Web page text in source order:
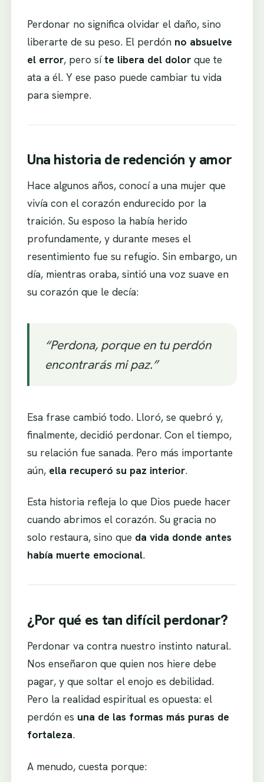
Perdonar no significa olvidar el daño, sino
liberarte de su peso. El perdón no absuelve
el error, pero síte libera del dolorque te
ata a él. Y ese paso puede cambiar tu vida
para siempre.
Una historia de redención y amor
Hace algunos años, conocí a una mujer que
vivía con el corazón endurecido por la
traición. Su esposo la había herido
profundamente, y durante meses el
resentimiento fue su refugio. Sin embargo, un
día, mientras oraba, sintió una voz suave en
su corazón que le decía:
“Perdona, porque en tu perdón
encontrarás mi paz.”
Esa frase cambió todo. Lloró, se quebró y,
finalmente, decidió perdonar. Con el tiempo,
su relación fue sanada. Pero más importante
aún, ella recuperó su paz interior.
Esta historia refleja lo que Dios puede hacer
cuando abrimos el corazón. Su gracia no
solo restaura, sino que da vida donde antes
había muerte emocional.
¿Por qué es tan difícil perdonar?
Perdonar va contra nuestro instinto natural.
Nos enseñaron que quien nos hiere debe
pagar, y que soltar el enojo es debilidad.
Pero la realidad espiritual es opuesta: el
perdón es una de las formas más puras de
fortaleza.
A menudo, cuesta porque: